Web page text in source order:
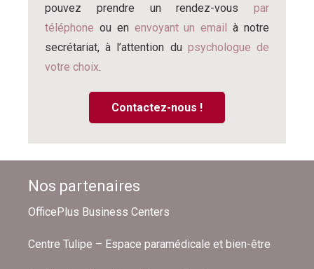
pouvez prendre un rendez-vous par
téléphone ou en envoyant un email à notre
secrétariat, à l’attention du psychologue de
votre choix.
Contactez-nous !
Nos partenaires
OfficePlus Business Centers
Centre Tulipe – Espace paramédicale et bien-être